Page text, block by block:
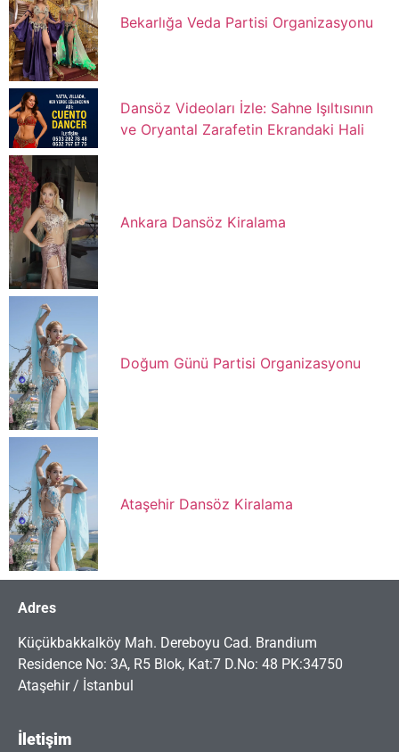
Bekarlığa Veda Partisi Organizasyonu
Dansöz Videoları İzle: Sahne Işıltısının
ve Oryantal Zarafetin Ekrandaki Hali
Ankara Dansöz Kiralama
Doğum Günü Partisi Organizasyonu
Ataşehir Dansöz Kiralama
Adres
Küçükbakkalköy Mah. Dereboyu Cad. Brandium
Residence No: 3A, R5 Blok, Kat:7 D.No: 48 PK:34750
Ataşehir / İstanbul
İletişim